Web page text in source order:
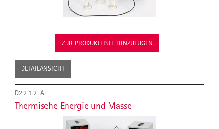
ZUR PRODUKTLISTE HINZUFÜGEN
DETAILANSICHT
D2.2.1.2_A
Thermische Energie und Masse